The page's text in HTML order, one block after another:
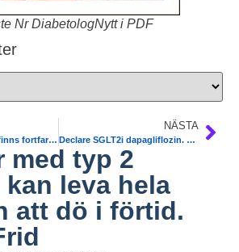
Nr DiabetologNytt i PDF
Läkemedelsboken finns fortfarande online digital for you. Kapitel om diabetes
NÄSTA
Declare SGLT2i dapagliflozin. 17 per cent less hospital for heart failure
med typ 2
leva hela
att dö i förtid.